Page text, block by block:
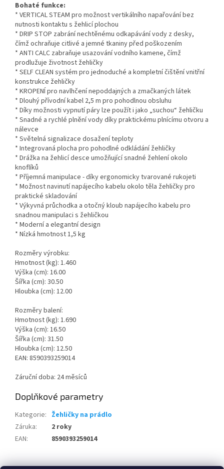
Bohaté funkce:
* VERTICAL STEAM pro možnost vertikálního napařování bez
nutnosti kontaktu s žehlicí plochou
* DRIP STOP zabrání nechtěnému odkapávání vody z desky,
čímž ochraňuje citlivé a jemné tkaniny před poškozením
* ANTI CALC zabraňuje usazování vodního kamene, čímž
prodlužuje životnost žehličky
* SELF CLEAN systém pro jednoduché a kompletní čištění vnitřní
konstrukce žehličky
* KROPENÍ pro navlhčení nepoddajných a zmačkaných látek
* Dlouhý přívodní kabel 2,5 m pro pohodlnou obsluhu
* Díky možnosti vypnutí páry lze použít i jako „suchou“ žehličku
* Snadné a rychlé plnění vody díky praktickému plnícímu otvoru a
nálevce
* Světelná signalizace dosažení teploty
* Integrovaná plocha pro pohodlné odkládání žehličky
* Drážka na žehlicí desce umožňující snadné žehlení okolo
knoflíků
* Příjemná manipulace - díky ergonomicky tvarované rukojeti
* Možnost navinutí napájecího kabelu okolo těla žehličky pro
praktické skladování
* Výkyvná průchodka a otočný kloub napájecího kabelu pro
snadnou manipulaci s žehličkou
* Moderní a elegantní design
* Nízká hmotnost 1,5 kg
Rozměry výrobku:
Hmotnost (kg): 1.460
Výška (cm): 16.00
Šířka (cm): 30.50
Hloubka (cm): 12.00
Rozměry balení:
Hmotnost (kg): 1.690
Výška (cm): 16.50
Šířka (cm): 31.50
Hloubka (cm): 12.50
EAN: 8590393259014
Záruční doba: 24 měsíců
Doplňkové parametry
Kategorie: Žehličky na prádlo
Záruka:
2 roky
EAN: 8590393259014